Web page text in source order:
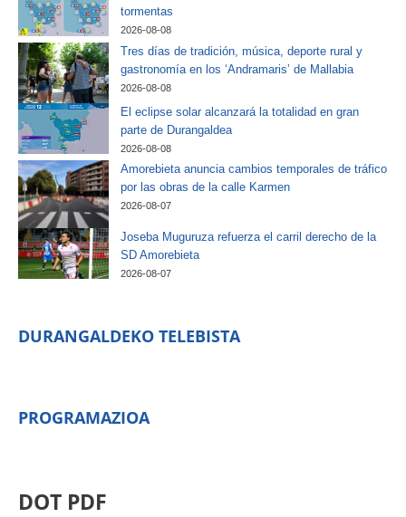
tormentas
2026-08-08
Tres días de tradición, música, deporte rural y
gastronomía en los ‘Andramaris’ de Mallabia
2026-08-08
El eclipse solar alcanzará la totalidad en gran
parte de Durangaldea
2026-08-08
Amorebieta anuncia cambios temporales de tráfico
por las obras de la calle Karmen
2026-08-07
Joseba Muguruza refuerza el carril derecho de la
SD Amorebieta
2026-08-07
DURANGALDEKO TELEBISTA
PROGRAMAZIOA
DOT PDF